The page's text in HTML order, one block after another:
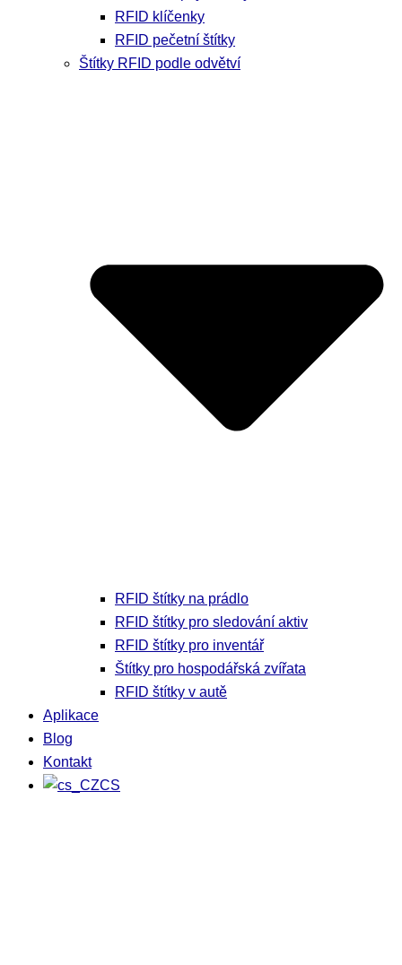
RFID klíčenky
RFID pečetní štítky
Štítky RFID podle odvětví
RFID štítky na prádlo
RFID štítky pro sledování aktiv
RFID štítky pro inventář
Štítky pro hospodářská zvířata
RFID štítky v autě
Aplikace
Blog
Kontakt
CS